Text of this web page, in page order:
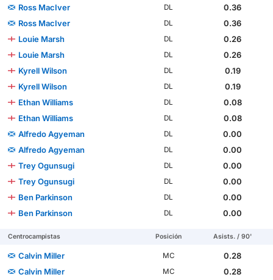
Ross MacIver
DL
0.36
Ross MacIver
DL
0.36
Louie Marsh
DL
0.26
Louie Marsh
DL
0.26
Kyrell Wilson
DL
0.19
Kyrell Wilson
DL
0.19
Ethan Williams
DL
0.08
Ethan Williams
DL
0.08
Alfredo Agyeman
DL
0.00
Alfredo Agyeman
DL
0.00
Trey Ogunsugi
DL
0.00
Trey Ogunsugi
DL
0.00
Ben Parkinson
DL
0.00
Ben Parkinson
DL 0.00
Centrocampistas Posición Asists. / 90'
Calvin Miller MC
0.28
Calvin Miller
MC
0.28